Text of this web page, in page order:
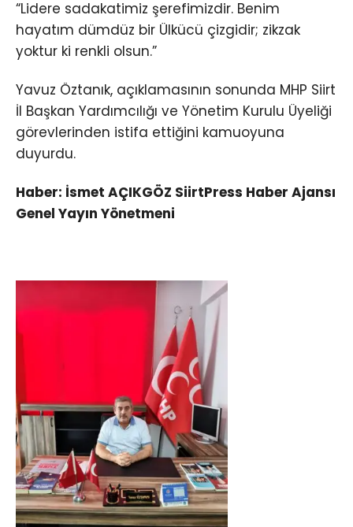
“Lidere sadakatimiz şerefimizdir. Benim
hayatım dümdüz bir Ülkücü çizgidir; zikzak
yoktur ki renkli olsun.”
Yavuz Öztanık, açıklamasının sonunda MHP Siirt
İl Başkan Yardımcılığı ve Yönetim Kurulu Üyeliği
görevlerinden istifa ettiğini kamuoyuna
duyurdu.
Haber: İsmet AÇIKGÖZ SiirtPress Haber Ajansı
Genel Yayın Yönetmeni